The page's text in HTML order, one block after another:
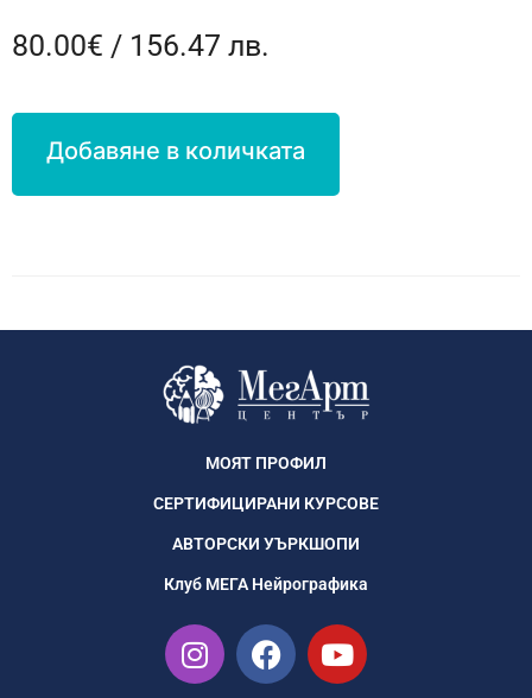
80.00€ / 156.47 лв.
Добавяне в количката
МОЯТ ПРОФИЛ
СЕРТИФИЦИРАНИ КУРСОВЕ
АВТОРСКИ УЪРКШОПИ
Клуб МЕГА Нейрографика